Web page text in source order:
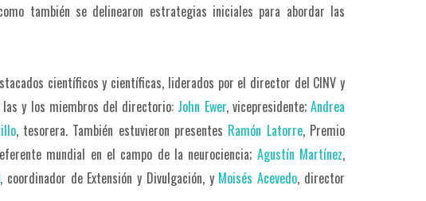
también se delinearon estrategias iniciales para abordar las
científicos y científicas, liderados por el director del CINV y
las y los miembros del directorio: John Ewer, vicepresidente;Andrea
, tesorera. También estuvieron presentes Ramón Latorre, Premio
mundial en el campo de la neurociencia; Agustín Martínez,
, coordinador de Extensión y Divulgación, y Moisés Acevedo, director